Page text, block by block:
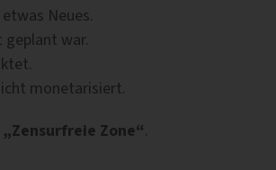
Neues.
geplant war.
monetarisiert.
„Zensurfreie Zone“.